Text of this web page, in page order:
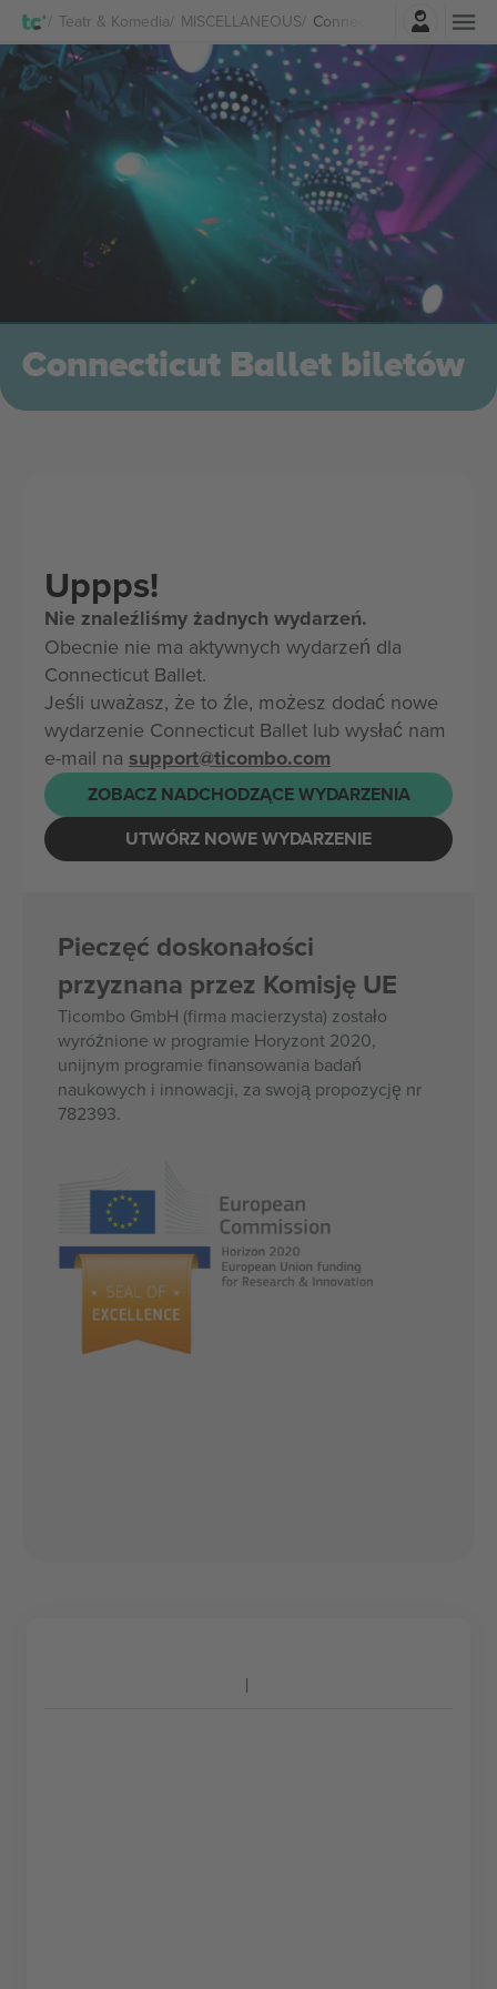
Teatr & Komedia MISCELLANEOUS Connecticut Ballet biletów
Zaloguj sie
Connecticut Ballet biletów
Uppps!
Nie znaleźliśmy żadnych wydarzeń.
Obecnie nie ma aktywnych wydarzeń dla
Connecticut Ballet.
Jeśli uważasz, że to źle, możesz dodać nowe
wydarzenie Connecticut Ballet lub wysłać nam
e-mail na support@ticombo.com
ZOBACZ NADCHODZĄCE WYDARZENIA
UTWÓRZ NOWE WYDARZENIE
Pieczęć doskonałości
przyznana przez Komisję UE
Ticombo GmbH (firma macierzysta) zostało
wyróżnione w programie Horyzont 2020,
unijnym programie finansowania badań
naukowych i innowacji, za swoją propozycję nr
782393.